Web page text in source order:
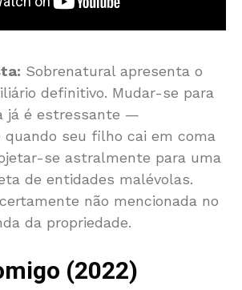
Sobrenatural apresenta o
definitivo. Mudar-se para
já é estressante —
seu filho cai em coma
se astralmente para uma
de entidades malévolas.
não mencionada no
da propriedade.
(2022)